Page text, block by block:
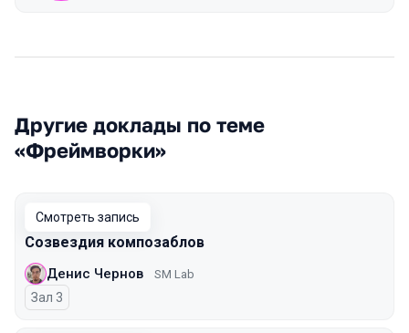
Другие доклады по теме
«Фреймворки»
Смотреть запись
Созвездия композаблов
Денис Чернов SM Lab
Зал 3